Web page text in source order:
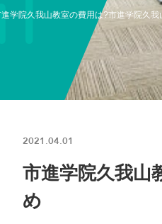
学院久我山教室の費用は?市進学院久我
2021.04.01
市進学院久我山
め